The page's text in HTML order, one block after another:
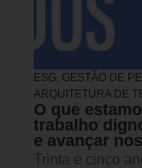
ESG GESTÃO DE
ARQUITETURA DE
O que
trabalho
e avançar
Trinta e cinco